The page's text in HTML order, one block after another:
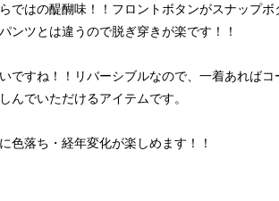
ではの醍醐味！！フロントボタンがスナップボ
ンツとは違うので脱ぎ穿きが楽です！！
ですね！！リバーシブルなので、一着あればコ
んでいただけるアイテムです。
色落ち・経年変化が楽しめます！！